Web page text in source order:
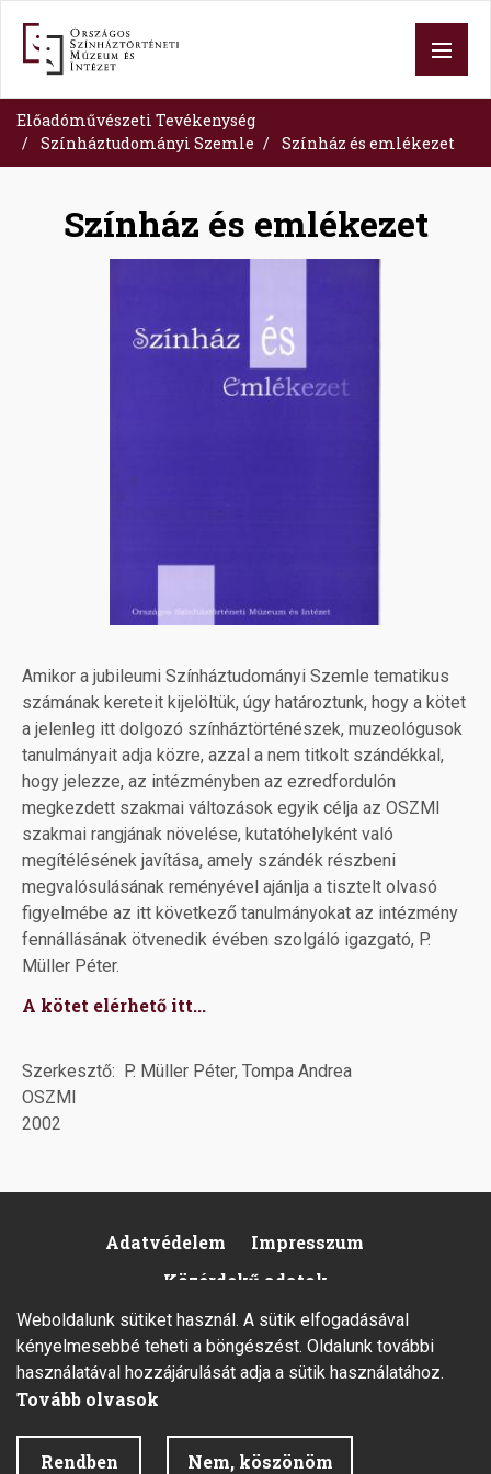
tartalomra
Előadóművészeti Tevékenység
Színháztudományi Szemle
Színház és emlékezet
Színház és emlékezet
Amikor a jubileumi Színháztudományi Szemle tematikus
számának kereteit kijelöltük, úgy határoztunk, hogy a kötet
a jelenleg itt dolgozó színháztörténészek, muzeológusok
tanulmányait adja közre, azzal a nem titkolt szándékkal,
hogy jelezze, az intézményben az ezredfordulón
megkezdett szakmai változások egyik célja az OSZMI
szakmai rangjának növelése, kutatóhelyként való
megítélésének javítása, amely szándék részbeni
megvalósulásának reményével ajánlja a tisztelt olvasó
figyelmébe az itt következő tanulmányokat az intézmény
fennállásának ötvenedik évében szolgáló igazgató, P.
Müller Péter.
A kötet elérhető itt...
Szerkesztő
P. Müller Péter, Tompa Andrea
OSZMI
2002
Footer
Adatvédelem
Impresszum
Közérdekű adatok
Fejlesztette az Integral Vision Kft.
Weboldalunk sütiket használ. A sütik elfogadásával
kényelmesebbé teheti a böngészést. Oldalunk további
használatával hozzájárulását adja a sütik használatához.
Tovább olvasok
Rendben Nem, köszönöm